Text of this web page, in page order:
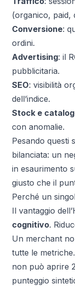
(organico, paid,
Conversione:
ordini.
Advertising: il
pubblicitaria.
SEO: visibilità
dell’indice.
Stock e
con anomalie.
Pesando questi
bilanciata: un
in esaurimento
giusto che il
Perché un
Il vantaggio
cognitivo.
Un merchant
tutte le
non può aprire
punteggio